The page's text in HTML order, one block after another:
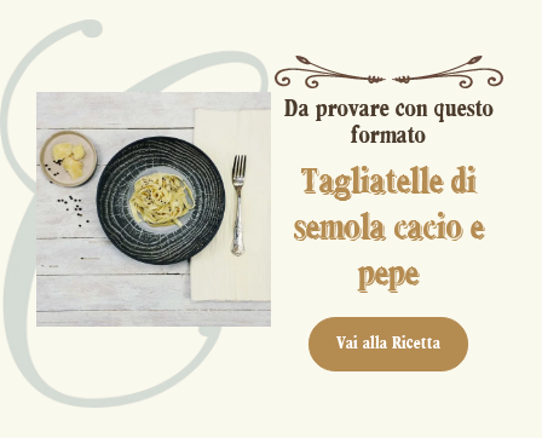
Da provare con questo
formato
Tagliatelle di
semola cacio e
pepe
Vai alla Ricetta